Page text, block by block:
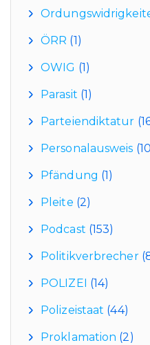
ÖRR (1)
OWIG (1)
Parasit (1)
Parteiendiktatur
Personalausweis
Pfändung (1)
Pleite (2)
Podcast (153)
Politikverbrecher
POLIZEI (14)
Polizeistaat (44)
Proklamation (2)